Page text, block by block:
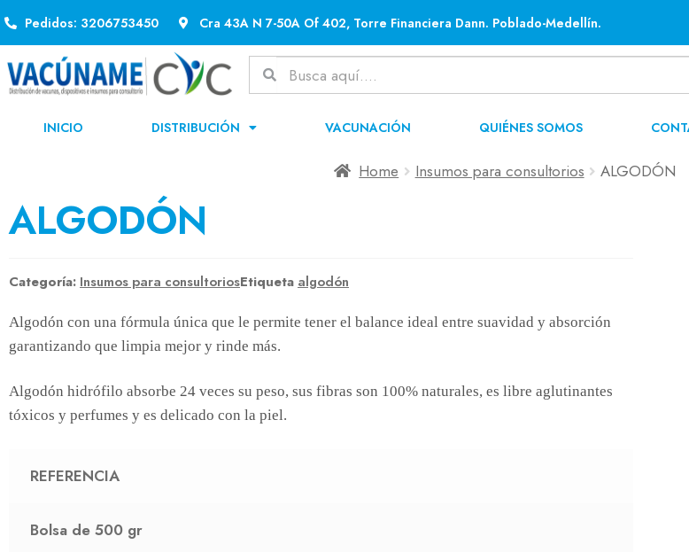
Pedidos: 3206753450 Cra 43A N 7-50A Of 402, Torre Financiera Dann. Poblado-Medellín.
INICIO DISTRIBUCIÓN VACUNACIÓN QUIÉNES SOMOS
Home Insumos para consultorios ALGODÓN
ALGODÓN
Categoría: Insumos para consultoriosEtiqueta algodón
Algodón con una fórmula única que le permite tener el balance ideal entre suavidad y absorción
garantizando que limpia mejor y rinde más.
Algodón hidrófilo absorbe 24 veces su peso, sus fibras son 100% naturales, es libre aglutinantes
tóxicos y perfumes y es delicado con la piel.
REFERENCIA
Bolsa de 500 gr